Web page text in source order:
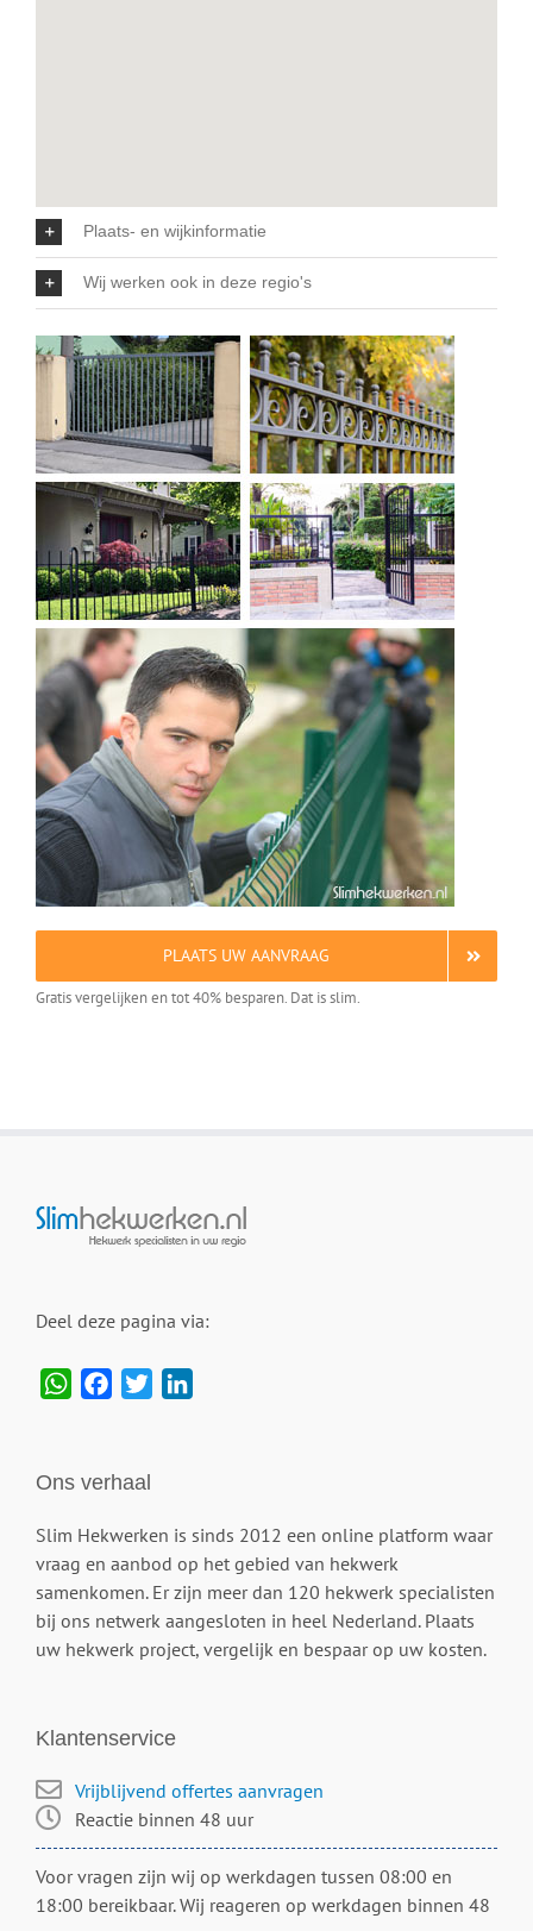
Plaats- en wijkinformatie
Wij werken ook in deze regio's
PLAATS UW AANVRAAG
Gratis vergelijken en tot 40% besparen. Dat is slim.
Deel deze pagina via:
WhatsAppFacebook
Twitter
Ons verhaal
Slim Hekwerken is sinds 2012 een online platform waar
vraag en aanbod op het gebied van hekwerk
samenkomen. Er zijn meer dan 120 hekwerk specialisten
bij ons netwerk aangesloten in heel Nederland. Plaats
uw hekwerk project, vergelijk en bespaar op uw kosten.
Klantenservice
Vrijblijvend offertes aanvragen
Reactie binnen 48 uur
Voor vragen zijn wij op werkdagen tussen 08:00 en
18:00 bereikbaar. Wij reageren op werkdagen binnen 48